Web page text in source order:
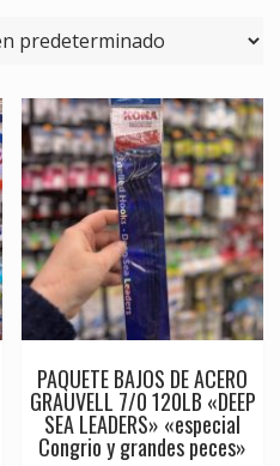
PAQUETE BAJOS DE ACERO
GRAUVELL 7/0 120LB «DEEP
SEA LEADERS» «especial
Congrio y grandes peces»